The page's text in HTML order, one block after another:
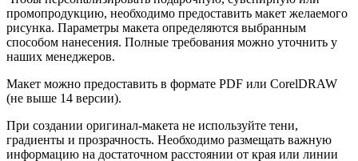
промопродукцию, необходимо предоставить макет желаемого
рисунка. Параметры макета определяются выбранным
способом нанесения. Полные требования можно уточнить у
наших менеджеров.
Макет можно предоставить в формате PDF или CorelDRAW
(не выше 14 версии).
При создании оригинал-макета не используйте тени,
градиенты и прозрачность. Необходимо размещать важную
информацию на достаточном расстоянии от края или линии